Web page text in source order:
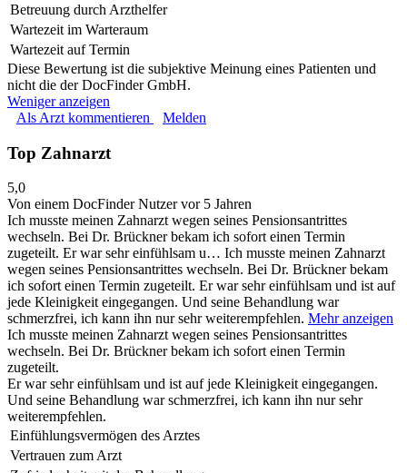
Betreuung durch Arzthelfer
Wartezeit im Warteraum
Wartezeit auf Termin
Diese Bewertung ist die subjektive Meinung eines Patienten und
nicht die der DocFinder GmbH.
Weniger anzeigen
Als Arzt kommentieren
Melden
Top Zahnarzt
5,0
Von einem DocFinder Nutzervor 5 Jahren
Ich musste meinen Zahnarzt wegen seines Pensionsantrittes
wechseln. Bei Dr. Brückner bekam ich sofort einen Termin
zugeteilt. Er war sehr einfühlsam u… Ich musste meinen Zahnarzt
wegen seines Pensionsantrittes wechseln. Bei Dr. Brückner bekam
ich sofort einen Termin zugeteilt. Er war sehr einfühlsam und ist auf
jede Kleinigkeit eingegangen. Und seine Behandlung war
schmerzfrei, ich kann ihn nur sehr weiterempfehlen. Mehr anzeigen
Ich musste meinen Zahnarzt wegen seines Pensionsantrittes
wechseln. Bei Dr. Brückner bekam ich sofort einen Termin
zugeteilt.
Er war sehr einfühlsam und ist auf jede Kleinigkeit eingegangen.
Und seine Behandlung war schmerzfrei, ich kann ihn nur sehr
weiterempfehlen.
Einfühlungsvermögen des Arztes
Vertrauen zum Arzt